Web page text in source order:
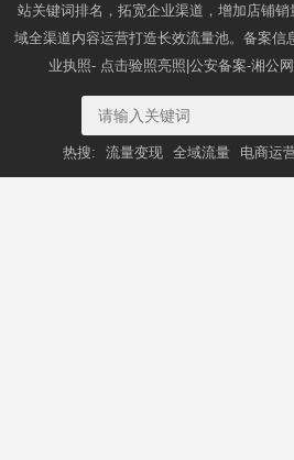
站关键词排名，拓宽企业渠道，增加店铺
域全渠道内容运营打造长效流量池。备案信
业执照- 点击验照亮照 |公安备案-湘公
热搜: 流量变现 全域流量 电商运